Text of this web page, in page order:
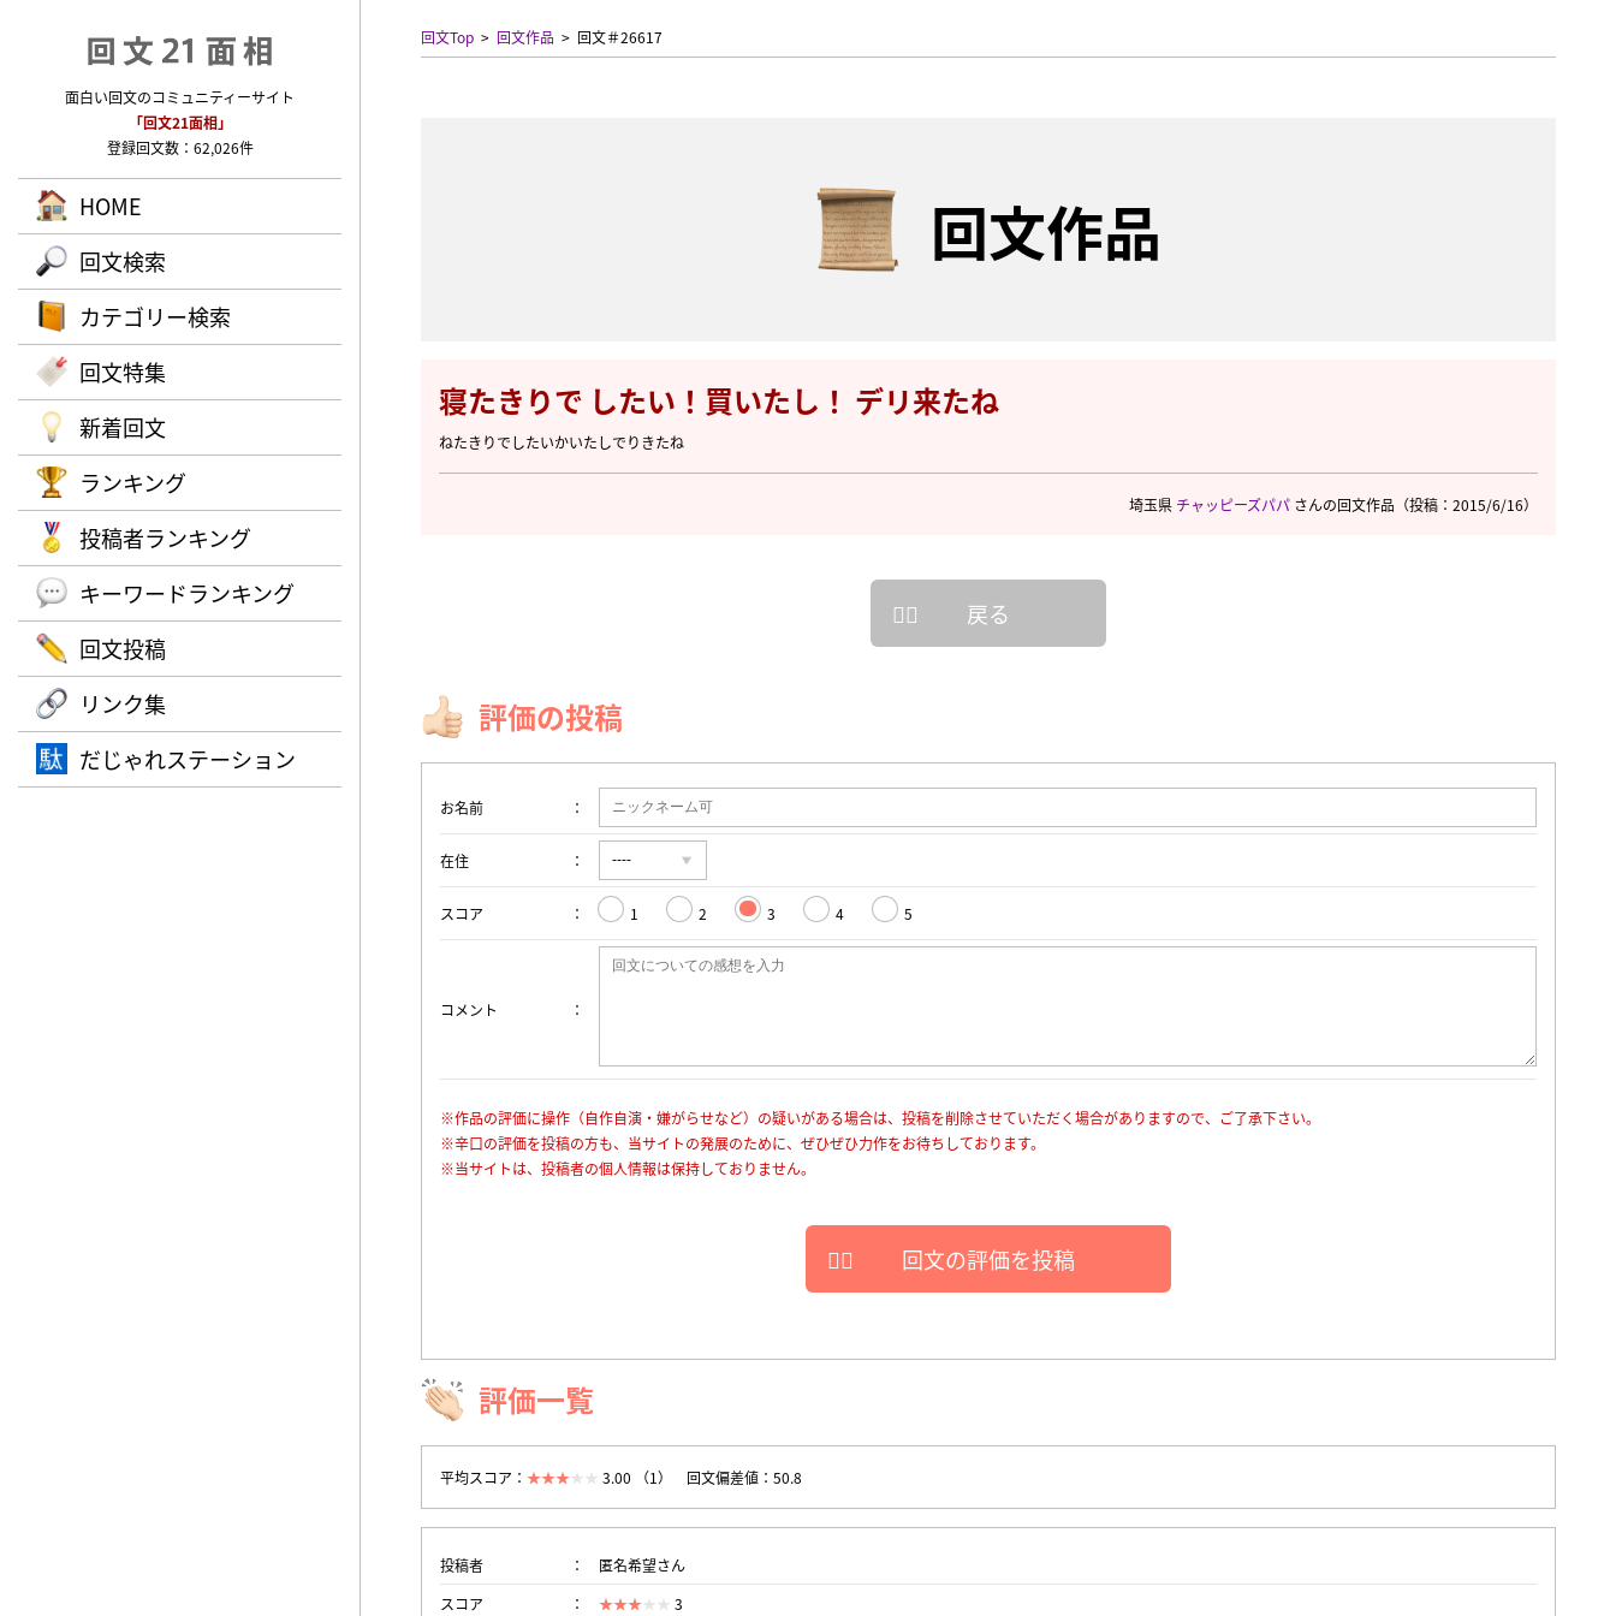
面白い回文のコミュニティーサイト
「回文21面相」
登録回文数：62,026件
HOME
回文検索
カテゴリー検索
回文特集
新着回文
ランキング
投稿者ランキング
キーワードランキング
回文投稿
リンク集
だじゃれステーション
回文Top 回文作品 回文＃26617
回文作品
寝たきりで したい！買いたし！ デリ来たね
ねたきりでしたいかいたしでりきたね
埼玉県 チャッピーズパパ さんの回文作品 （投稿：2015/6/16）
戻る
評価の投稿
お名前
在住
スコア 1 2 3 4 5
コメント
※作品の評価に操作（自作自演・嫌がらせなど）の疑いがある場合は、投稿を削除させていただく場合がありますので、ご了承下さい。
※辛口の評価を投稿の方も、当サイトの発展のために、ぜひぜひ力作をお待ちしております。
※当サイトは、投稿者の個人情報は保持しておりません。
回文の評価を投稿
評価一覧
平均スコア： 3.00 （1） 回文偏差値：50.8
投稿者
匿名希望さん
スコア
3